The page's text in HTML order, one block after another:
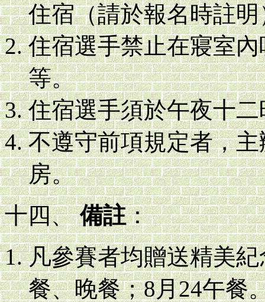
住宿（請於報名時註
住宿選手禁止在寢室
等。
住宿選手須於午夜十
不遵守前項規定者，
房。
十四、備註：
凡參賽者均贈送精美
餐、晚餐；8月24午餐